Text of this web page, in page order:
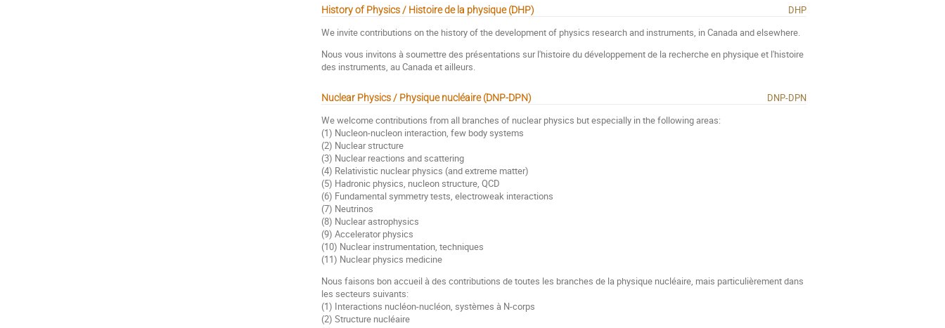
History of Physics / Histoire de la physique (DHP)
DHP
We invite contributions on the history of the development of physics research and instruments, in Canada and elsewhere.
Nous vous invitons à soumettre des présentations sur l'histoire du développement de la recherche en physique et l'histoire
des instruments, au Canada et ailleurs.
Nuclear Physics / Physique nucléaire (DNP-DPN)
DNP-DPN
We welcome contributions from all branches of nuclear physics but especially in the following areas:
(1) Nucleon-nucleon interaction, few body systems
(2) Nuclear structure
(3) Nuclear reactions and scattering
(4) Relativistic nuclear physics (and extreme matter)
(5) Hadronic physics, nucleon structure, QCD
(6) Fundamental symmetry tests, electroweak interactions
(7) Neutrinos
(8) Nuclear astrophysics
(9) Accelerator physics
(10) Nuclear instrumentation, techniques
(11) Nuclear physics medicine
Nous faisons bon accueil à des contributions de toutes les branches de la physique nucléaire, mais particulièrement dans
les secteurs suivants:
(1) Interactions nucléon-nucléon, systèmes à N-corps
(2) Structure nucléaire